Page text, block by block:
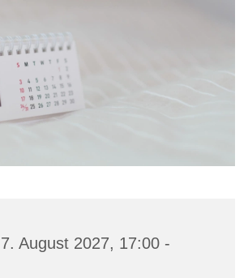
August 2027, 17:00 -